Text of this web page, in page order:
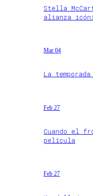
Stella
alianza
Mar 04
La
Feb 27
Cuando el
película
Feb 27